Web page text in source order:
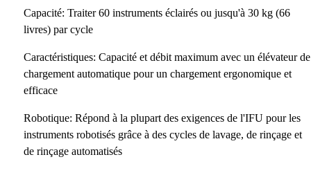
Capacité: Traiter 60 instruments éclairés ou jusqu'à 30 kg (66
livres) par cycle
Caractéristiques: Capacité et débit maximum avec un élévateur de
chargement automatique pour un chargement ergonomique et
efficace
Robotique: Répond à la plupart des exigences de l'IFU pour les
instruments robotisés grâce à des cycles de lavage, de rinçage et
de rinçage automatisés